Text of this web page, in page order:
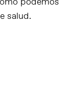
salud.